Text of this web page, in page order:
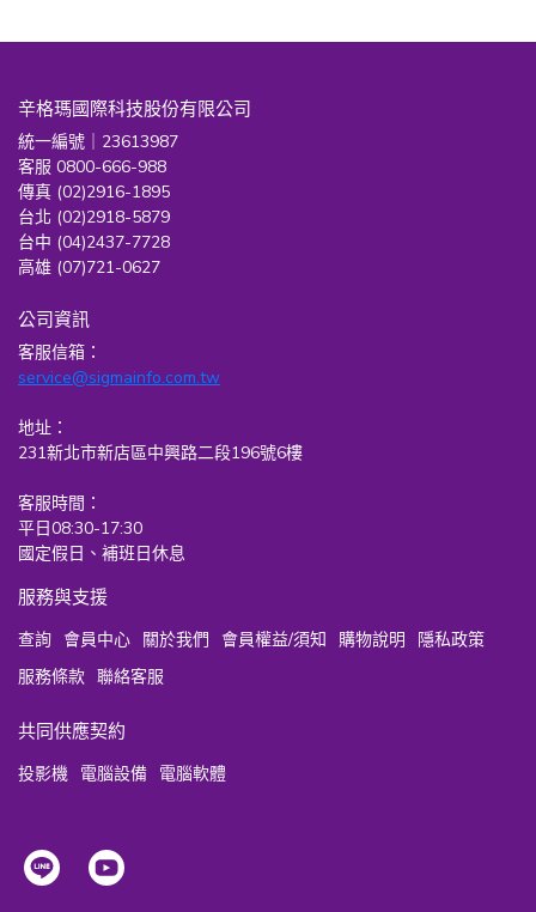
辛格瑪國際科技股份有限公司
統一編號｜23613987
客服 0800-666-988
傳真 (02)2916-1895
台北 (02)2918-5879
台中 (04)2437-7728
高雄 (07)721-0627
公司資訊
客服信箱：
service@sigmainfo.com.tw
地址：
231新北市新店區中興路二段196號6樓
客服時間：
平日08:30-17:30
國定假日、補班日休息
服務與支援
查詢 會員中心 關於我們 會員權益/須知 購物說明
隱私政策
服務條款 聯絡客服
共同供應契約
投影機 電腦設備 電腦軟體